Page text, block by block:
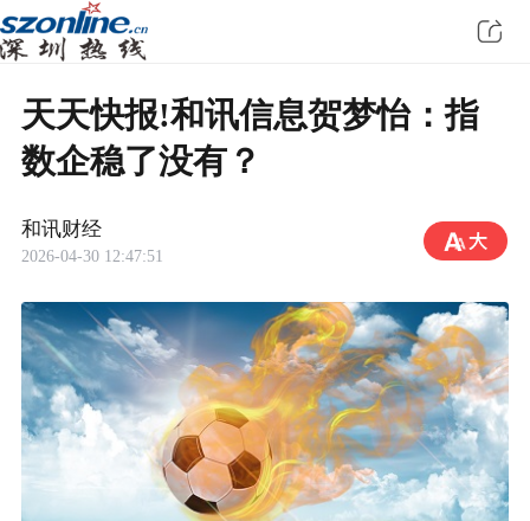
天天快报!和讯信息贺梦怡：指
数企稳了没有？
和讯财经
2026-04-30 12:47:51